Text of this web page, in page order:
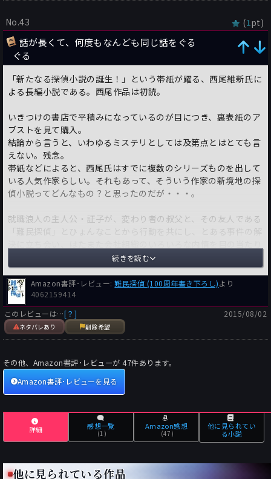
No.43 (1pt)
話が長くて、何度もなんども同じ話をぐる
ぐる
「新たなる探偵小説の誕生！」という帯紙が躍る、西尾維新氏に
よる長編小説である。西尾作品は初読。
いきつけの書店で平積みになっているのが目につき、裏表紙のア
ブストを見て購入。
結論から言うと、いわゆるミステリとしては及第点とはとても言
えない。残念。
帯紙などによると、西尾氏はすでに複数のシリーズものを出して
いる人気作家らしい。それもあって、そういう作家の新境地の探
偵小説ってどんなもの？と思ったのだが・・・。
就職浪人の主人公・証子が、変わり者の叔父と、その友人である
「難民探偵」とひょんなことから行動を共にし、とある事件の解
にする・・・といったストーリー展開。謎の解明はいちおう終盤
で行われるのだが、本作はどうやらこのあたりはメインではなく
（実際、使われているトリックはミステリではかなり古典的な手
法です。今やそれ自体はネガティブに受け止めるべきではない
が）、主人公の内面の成長というあたりに主眼が置かれているも
のと思われる。それで推理小説やミステリではなく、帯紙が「探
偵小説」なのだと読了後に多少納得（しかし時すでに遅し）。
文庫で400ページ余りのそれなりの大部なものなのだが、中身が
薄い気がしてしょうがない。文字が大きくて行間が広いのもこれ
に拍車をかける。
印象がとくに悪いのがプロローグ。主人公が就職浪人に至る経緯
が説明されるのだが、これがイジイジとした話がいったりきたり
して長い長い。本人の愚痴だか反省だかわからないような、しか
も直面している課題の解決につながらない分析めいた話が40ペ
でかなり嫌な予感はした。
続きを読む
Amazon書評･レビュー:難民探偵 (100周年書き下ろし)より
4062159414
このレビューは…[？]
ネタバレあり 削除希望
2015/08/02
その他、Amazon書評･レビューが47件あります。
Amazon書評･レビューを見る
詳細 感想一覧
(1)
Amazon感想
(47)
他に見られてい
る小説
他に見られている作品